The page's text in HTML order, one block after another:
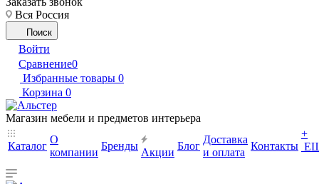
Вся Россия
Поиск
Войти
Сравнение0
Избранные товары 0
Корзина 0
Магазин мебели и предметов интерьера
Каталог
О
компании
Бренды
Акции
Блог
Доставка
и оплата
Контакты
+